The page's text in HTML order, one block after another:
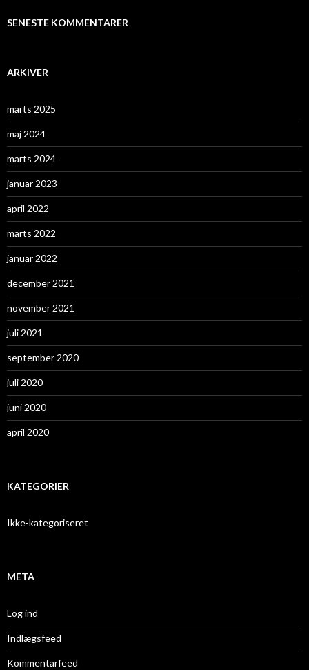
SENESTE KOMMENTARER
ARKIVER
marts 2025
maj 2024
marts 2024
januar 2023
april 2022
marts 2022
januar 2022
december 2021
november 2021
juli 2021
september 2020
juli 2020
juni 2020
april 2020
KATEGORIER
Ikke-kategoriseret
META
Log ind
Indlægsfeed
Kommentarfeed